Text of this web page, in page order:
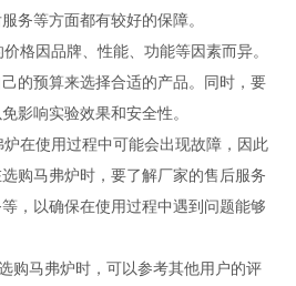
务等方面都有较好的保障。
因品牌、性能、功能等因素而异。
的预算来选择合适的产品。同时，要
影响实验效果和安全性。
使用过程中可能会出现故障，因此
购马弗炉时，要了解厂家的售后服务
，以确保在使用过程中遇到问题能够
马弗炉时，可以参考其他用户的评